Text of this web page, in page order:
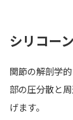
シリコー
関節の解剖学
部の圧分散と
げます。